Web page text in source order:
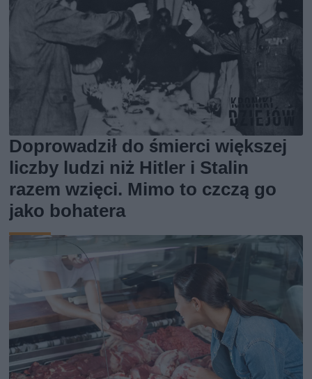
Doprowadził do śmierci większej
liczby ludzi niż Hitler i Stalin
razem wzięci. Mimo to czczą go
jako bohatera